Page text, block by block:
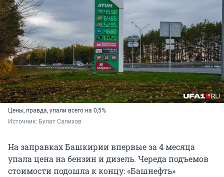
Цены, правда, упали всего на 0,5%
Источник: Булат Салихов
На заправках Башкирии впервые за 4 месяца
упала цена на бензин и дизель. Череда подъемов
стоимости подошла к концу: «Башнефть»